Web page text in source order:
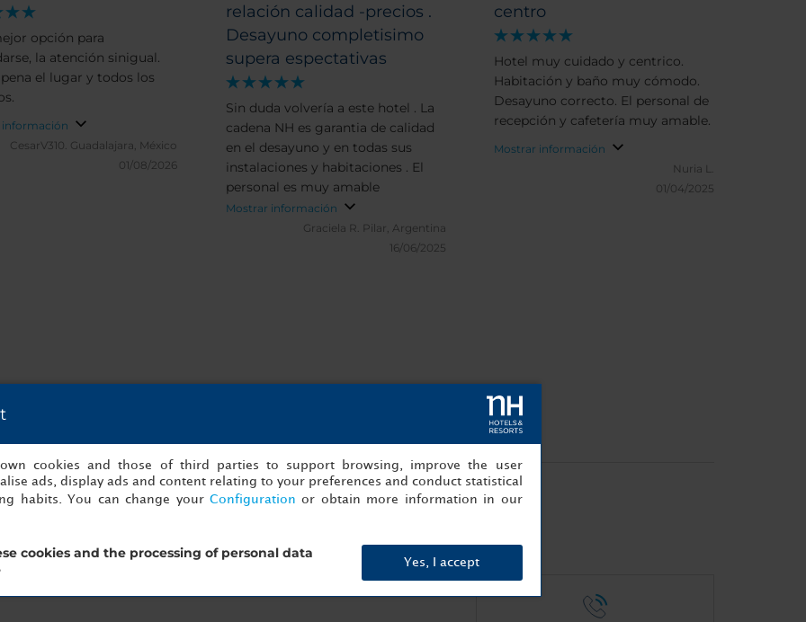
opción para
la atención sinigual.
el lugar y todos los
información
CesarV310. Guadalajara, México
01/08/2026
relación calidad -precios .
Desayuno completisimo
supera espectativas
Sin duda volvería a este hotel . La
cadena NH es garantia de calidad
en el desayuno y en todas sus
instalaciones y habitaciones . El
personal es muy amable
Mostrar información
Graciela R.
Pilar, Argentina
16/06/2025
centro
Hotel muy cuidado y centrico.
Habitación y baño muy cómodo.
Desayuno correcto. El personal de
recepción y cafetería muy amable.
Mostrar información
Nuria L.
01/04/2025
y verificadas de NH Collection Salzburg City
cookies and those of third parties to support browsing, improve the user
ads, display ads and content relating to your preferences and conduct statistical
habits. You can change your Configuration or obtain more information in our
cookies and the processing of personal data
Yes, I accept